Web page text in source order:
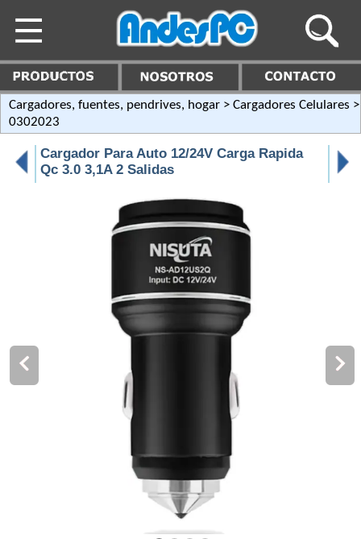
Cargadores, fuentes, pendrives, hogar > Cargadores Celulares >
0302023
Cargador Para Auto 12/24V Carga Rapida
Qc 3.0 3,1A 2 Salidas